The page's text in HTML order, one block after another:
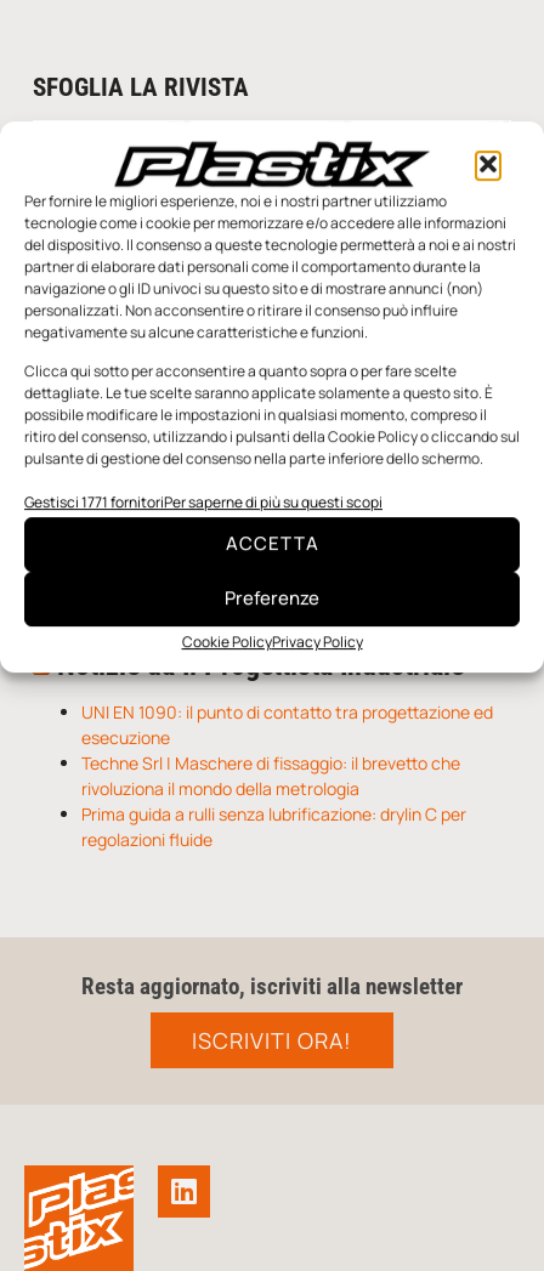
Per fornire le migliori esperienze, noi e i nostri partner utilizziamo
tecnologie come i cookie per memorizzare e/o accedere alle informazioni
del dispositivo. Il consenso a queste tecnologie permetterà a noi e ai nostri
partner di elaborare dati personali come il comportamento durante la
navigazione o gli ID univoci su questo sito e di mostrare annunci (non)
personalizzati. Non acconsentire o ritirare il consenso può influire
negativamente su alcune caratteristiche e funzioni.
Clicca qui sotto per acconsentire a quanto sopra o per fare scelte
dettagliate. Le tue scelte saranno applicate solamente a questo sito. È
possibile modificare le impostazioni in qualsiasi momento, compreso il
ritiro del consenso, utilizzando i pulsanti della Cookie Policy o cliccando sul
pulsante di gestione del consenso nella parte inferiore dello schermo.
Gestisci 1771 fornitoriPer saperne di più su questi scopi
ACCETTA
Preferenze
Cookie PolicyPrivacy Policy
SFOGLIA LA RIVISTA
n.5 - Giugno 2026 n.4 - Maggio 2026
Notizie da Meccanicanews
I nanonastri di grafene come potenziali sensori per i
reattori a fusione
Una nuova mano robotica passa da una pinza all’altra
O-Ring, tecnica e applicazioni
Notizie da Il Progettista Industriale
UNI EN 1090: il punto di contatto tra progettazione ed
esecuzione
Techne Srl | Maschere di fissaggio: il brevetto che
rivoluziona il mondo della metrologia
Prima guida a rulli senza lubrificazione: drylin C per
regolazioni fluide
Resta aggiornato, iscriviti alla newsletter
ISCRIVITI ORA!